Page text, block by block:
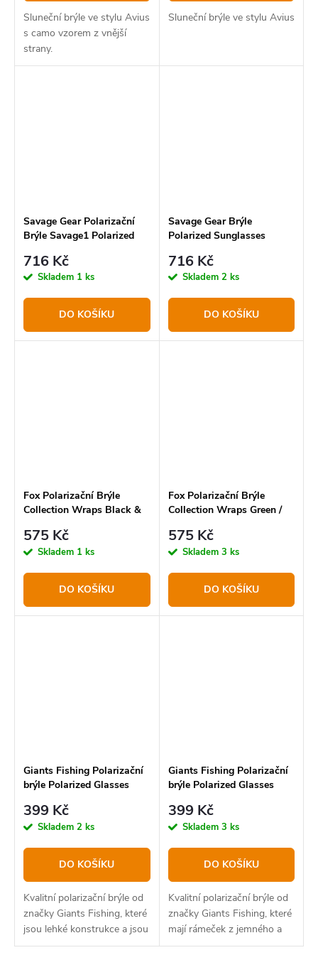
Sluneční brýle ve stylu Avius
s camo vzorem z vnější
strany.
Sluneční brýle ve stylu Avius
Savage Gear Polarizační
Brýle Savage1 Polarized
716 Kč
Skladem 1 ks
DO KOŠÍKU
Savage Gear Brýle
Polarized Sunglasses
716 Kč
Skladem 2 ks
DO KOŠÍKU
Fox Polarizační Brýle
Collection Wraps Black &
575 Kč
Skladem 1 ks
DO KOŠÍKU
Fox Polarizační Brýle
Collection Wraps Green /
575 Kč
Skladem 3 ks
DO KOŠÍKU
Giants Fishing Polarizační
brýle Polarized Glasses
399 Kč
Skladem 2 ks
DO KOŠÍKU
Kvalitní polarizační brýle od
značky Giants Fishing, které
jsou lehké konstrukce a jsou
plovoucí!. Brýle jsou
Giants Fishing Polarizační
brýle Polarized Glasses
399 Kč
Skladem 3 ks
DO KOŠÍKU
Kvalitní polarizační brýle od
značky Giants Fishing, které
mají rámeček z jemného a
pružného polykarbonátu.